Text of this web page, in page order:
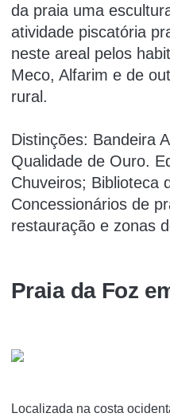
da praia uma
atividade piscatória
neste areal pelos
Meco, Alfarim e de
rural.
Distinções: Bandeira
Qualidade de Ouro.
Chuveiros; Biblioteca
Concessionários de
restauração e zonas
Praia da Foz
Localizada na costa